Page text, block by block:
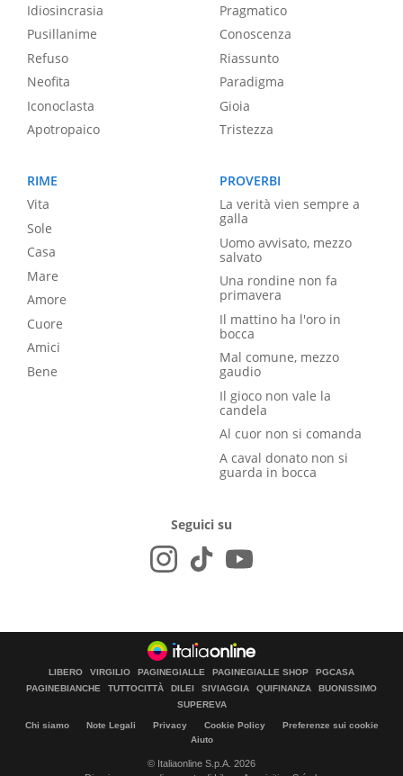
Idiosincrasia
Pusillanime
Refuso
Neofita
Iconoclasta
Apotropaico
Pragmatico
Conoscenza
Riassunto
Paradigma
Gioia
Tristezza
RIME
Vita
Sole
Casa
Mare
Amore
Cuore
Amici
Bene
PROVERBI
La verità vien sempre a
galla
Uomo avvisato, mezzo
salvato
Una rondine non fa
primavera
Il mattino ha l'oro in
bocca
Mal comune, mezzo
gaudio
Il gioco non vale la
candela
Al cuor non si comanda
A caval donato non si
guarda in bocca
Seguici su
LIBERO VIRGILIO PAGINEGIALLE PAGINEGIALLE SHOP
PGCASA
PAGINEBIANCHE
TUTTOCITTÀ DILEI SIVIAGGIA QUIFINANZA
BUONISSIMO
SUPEREVA
Chi siamo Note Legali Privacy Cookie Policy
Preferenze sui cookie
Aiuto
© Italiaonline S.p.A. 2026